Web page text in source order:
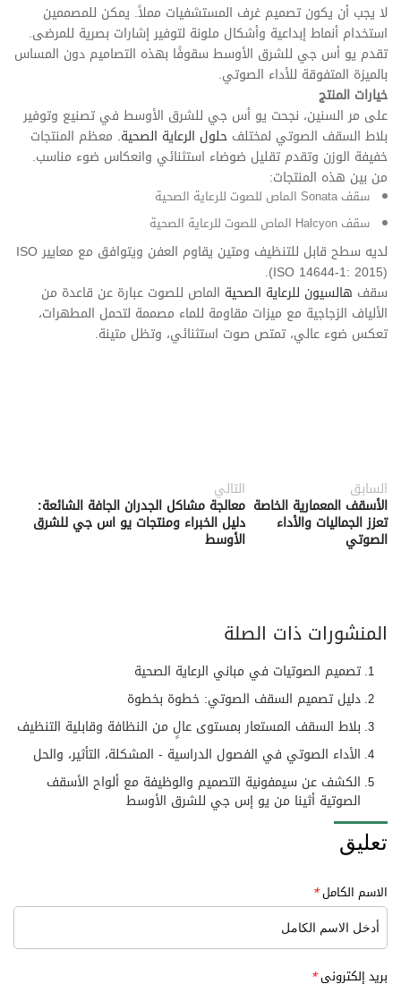
لا يجب أن يكون تصميم غرف المستشفيات مملاً. يمكن للمصممين
استخدام أنماط إبداعية وأشكال ملونة لتوفير إشارات بصرية للمرضى.
تقدم يو أس جي للشرق الأوسط سقوفًا بهذه التصاميم دون المساس
بالميزة المتفوقة للأداء الصوتي.
خيارات المنتج
على مر السنين، نجحت يو أس جي للشرق الأوسط في تصنيع وتوفير
بلاط السقف الصوتي لمختلف حلول الرعاية الصحية. معظم المنتجات
خفيفة الوزن وتقدم تقليل ضوضاء استثنائي وانعكاس ضوء مناسب.
من بين هذه المنتجات:
سقف Sonata الماص للصوت للرعاية الصحية
سقف Halcyon الماص للصوت للرعاية الصحية
لديه سطح قابل للتنظيف ومتين يقاوم العفن ويتوافق مع معايير ISO
(ISO 14644-1: 2015).
سقف هالسيون للرعاية الصحية الماص للصوت عبارة عن قاعدة من
الألياف الزجاجية مع ميزات مقاومة للماء مصممة لتحمل المطهرات،
تعكس ضوء عالي، تمتص صوت استثنائي، وتظل متينة.
السابق
الأسقف المعمارية الخاصة
تعزز الجماليات والأداء
الصوتي
التالي
معالجة مشاكل الجدران الجافة الشائعة:
دليل الخبراء ومنتجات يو اس جي للشرق
الأوسط
المنشورات ذات الصلة
تصميم الصوتيات في مباني الرعاية الصحية
دليل تصميم السقف الصوتي: خطوة بخطوة
بلاط السقف المستعار بمستوى عالٍ من النظافة وقابلية التنظيف
الأداء الصوتي في الفصول الدراسية - المشكلة، التأثير، والحل
الكشف عن سيمفونية التصميم والوظيفة مع ألواح الأسقف
الصوتية أثينا من يو إس جي للشرق الأوسط
تعليق
الاسم الكامل*
بريد إلكتروني*